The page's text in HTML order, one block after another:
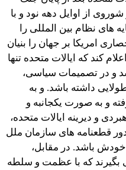
شوروی از اوایل دهه نود و با
های نظام بین المللی را
امریکا بر جهان را بنیان
کند که ایالات متحده تنها
و در تصمیمات سیاسی،
داشته باشد. و به
و به صورت یکجانبه و
و دیرینه ایالات متحده،
قطعنامه های سازمان ملل
خودش باشد. در مقابل،
بگیرند که با عظمت و سلطه